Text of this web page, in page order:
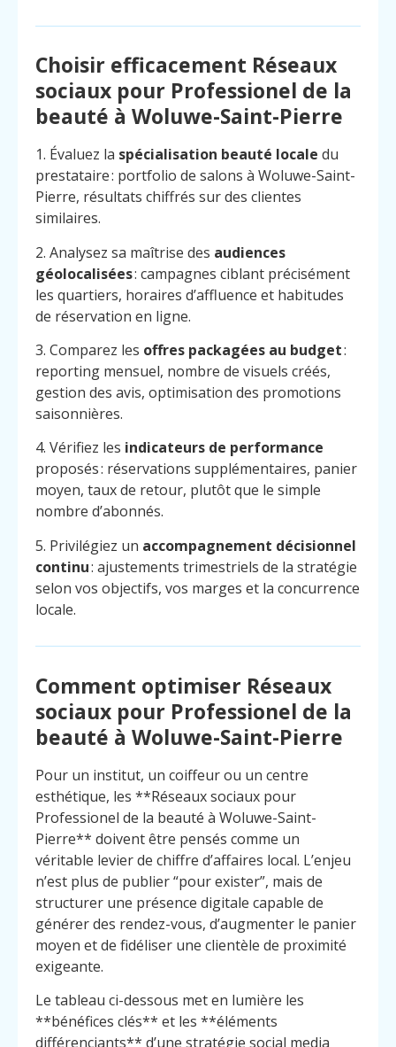
Contact
Appelez
Choisir efficacement Réseaux
sociaux pour Professionel de la
beauté à Woluwe-Saint-Pierre
1. Évaluez la spécialisation beauté locale du
prestataire : portfolio de salons à Woluwe-Saint-
Pierre, résultats chiffrés sur des clientes
similaires.
2. Analysez sa maîtrise des audiences
géolocalisées: campagnes ciblant précisément
les quartiers, horaires d’affluence et habitudes
de réservation en ligne.
3. Comparez les offres packagées au budget:
reporting mensuel, nombre de visuels créés,
gestion des avis, optimisation des promotions
saisonnières.
4. Vérifiez les indicateurs de performance
proposés : réservations supplémentaires, panier
moyen, taux de retour, plutôt que le simple
nombre d’abonnés.
5. Privilégiez un accompagnement décisionnel
continu: ajustements trimestriels de la stratégie
selon vos objectifs, vos marges et la concurrence
locale.
Comment optimiser Réseaux
sociaux pour Professionel de la
beauté à Woluwe-Saint-Pierre
Pour un institut, un coiffeur ou un centre
esthétique, les **Réseaux sociaux pour
Professionel de la beauté à Woluwe-Saint-
Pierre** doivent être pensés comme un
véritable levier de chiffre d’affaires local. L’enjeu
n’est plus de publier “pour exister”, mais de
structurer une présence digitale capable de
générer des rendez-vous, d’augmenter le panier
moyen et de fidéliser une clientèle de proximité
exigeante.
Le tableau ci-dessous met en lumière les
**bénéfices clés** et les **éléments
différenciants** d’une stratégie social media